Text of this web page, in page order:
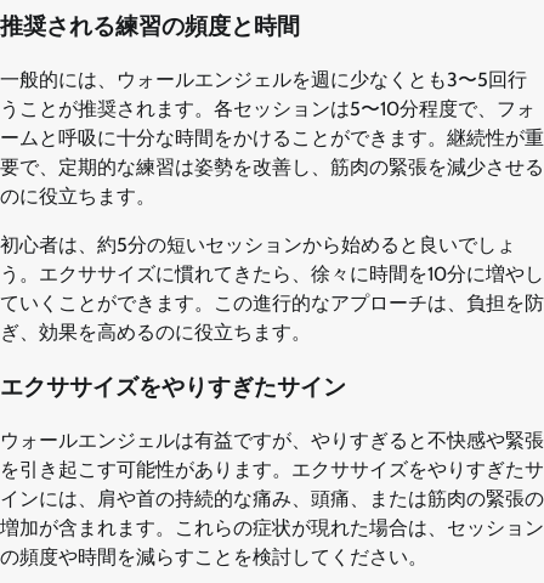
推奨される練習の頻度と時間
一般的には、ウォールエンジェルを週に少なくとも3〜5回行
うことが推奨されます。各セッションは5〜10分程度で、フォ
ームと呼吸に十分な時間をかけることができます。継続性が重
要で、定期的な練習は姿勢を改善し、筋肉の緊張を減少させる
のに役立ちます。
初心者は、約5分の短いセッションから始めると良いでしょ
う。エクササイズに慣れてきたら、徐々に時間を10分に増やし
ていくことができます。この進行的なアプローチは、負担を防
ぎ、効果を高めるのに役立ちます。
エクササイズをやりすぎたサイン
ウォールエンジェルは有益ですが、やりすぎると不快感や緊張
を引き起こす可能性があります。エクササイズをやりすぎたサ
インには、肩や首の持続的な痛み、頭痛、または筋肉の緊張の
増加が含まれます。これらの症状が現れた場合は、セッション
の頻度や時間を減らすことを検討してください。